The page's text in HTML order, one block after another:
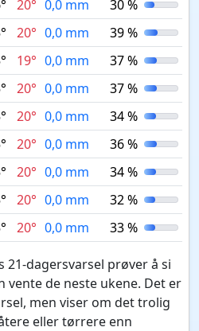
20° 0,0 mm
30 %
20° 0,0 mm
39 %
19° 0,0 mm
37 %
20° 0,0 mm
37 %
20° 0,0 mm
34 %
20° 0,0 mm
36 %
20° 0,0 mm
34 %
20° 0,0 mm
32 %
20° 0,0 mm 33 %
dagersvarsel prøver å si
vente de neste ukene. Det er
men viser om det trolig
eller tørrere enn